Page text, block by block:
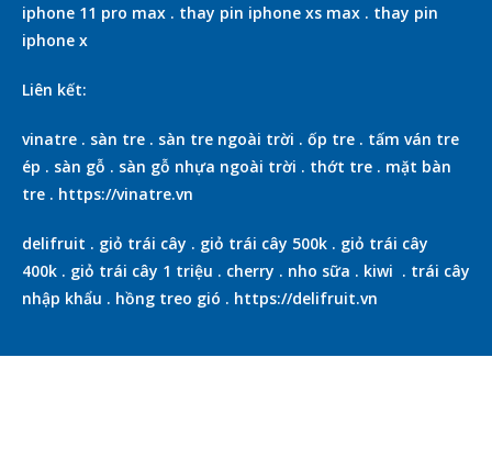
iphone 11 pro max . thay pin iphone xs max . thay pin
iphone x
Liên kết:
vinatre . sàn tre . sàn tre ngoài trời . ốp tre . tấm ván tre
ép . sàn gỗ . sàn gỗ nhựa ngoài trời . thớt tre . mặt bàn
tre . https://vinatre.vn
delifruit . giỏ trái cây . giỏ trái cây 500k . giỏ trái cây
400k . giỏ trái cây 1 triệu . cherry . nho sữa . kiwi . trái cây
nhập khẩu . hồng treo gió . https://delifruit.vn